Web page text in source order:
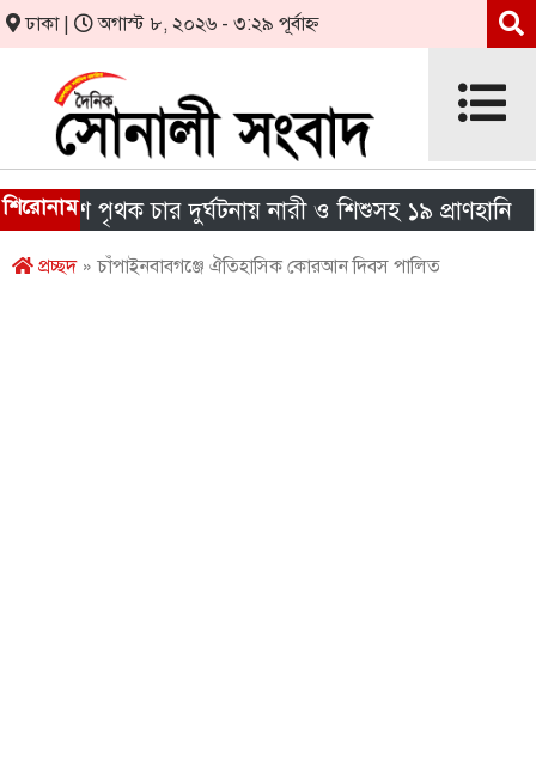
ঢাকা | অগাস্ট ৮, ২০২৬ - ৩:২৯ পূর্বাহ্ন
শিরোনামপৃথক চার দুর্ঘটনায় নারী ও শিশুসহ ১৯ প্রাণহানি
প্রচ্ছদ» চাঁপাইনবাবগঞ্জে ঐতিহাসিক কোরআন দিবস পালিত